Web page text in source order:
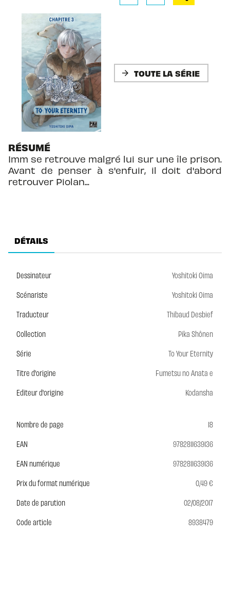
arrow_forward TOUTE LA SÉRIE
RÉSUMÉ
Imm se retrouve malgré lui sur une île prison.
Avant de penser à s'enfuir, il doit d'abord
retrouver Piolan...
DÉTAILS
Dessinateur
Yoshitoki Oima
Scénariste
Yoshitoki Oima
Traducteur
Thibaud Desbief
Collection
Pika Shônen
Série
To Your Eternity
Titre d'origine
Fumetsu no Anata e
Editeur d'origine
Kodansha
Nombre de page
18
EAN
9782811639136
EAN numérique
9782811639136
Prix du format numérique
0,49 €
Date de parution
02/08/2017
Code article
8938479